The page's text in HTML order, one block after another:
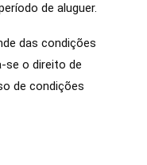
de aluguer.
das condições
se o direito de
de condições